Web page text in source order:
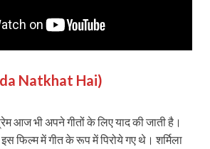
Natkhat Hai)
आज भी अपने गीतों के लिए याद की जाती है।
फिल्म में गीत के रूप में पिरोये गए थे। शर्मिला